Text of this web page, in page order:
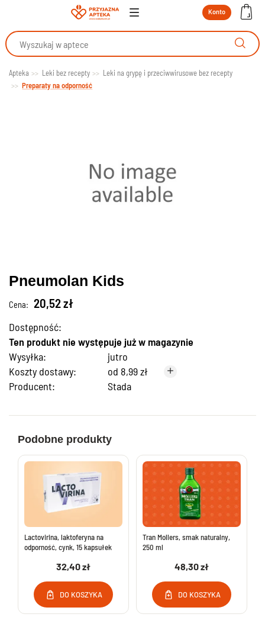
Konto
Apteka Leki bez recepty
Leki na grypę i przeciwwirusowe bez recepty
Preparaty na odporność
Pneumolan Kids
Cena: 20,52 zł
Dostępność:
Ten produkt nie występuje już w magazynie
Wysyłka:
jutro
Koszty dostawy:
od 8,99 zł
Producent:
Stada
Podobne produkty
Lactovirina, laktoferyna na
odporność, cynk, 15 kapsułek
32,40 zł
DO KOSZYKA
Tran Mollers, smak naturalny,
250 ml
48,30 zł
DO KOSZYKA